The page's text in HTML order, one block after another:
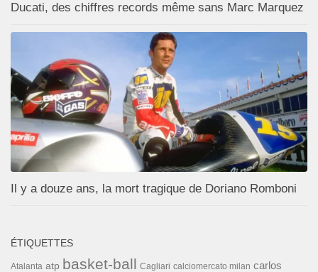
Ducati, des chiffres records même sans Marc Marquez
Il y a douze ans, la mort tragique de Doriano Romboni
ÉTIQUETTES
Atalanta atp basket-ball Cagliari calciomercato milan carlos